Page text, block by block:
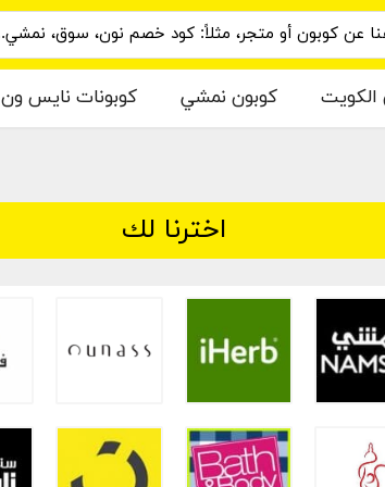
كوبون نمشي كوبونات نايس ون
اخترنا لك